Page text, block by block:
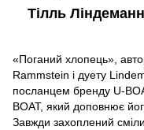
Тілль
«Поганий хлопець»,
Rammstein і дуету
посланцем бренду U-
BOAT, який доповнює
Завжди захоплений